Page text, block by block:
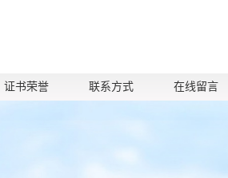
证书荣誉 联系方式 在线留言